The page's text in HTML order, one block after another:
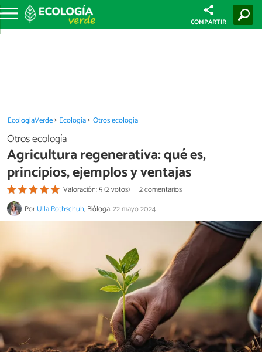
COMPARTIR
EcologíaVerde Ecología Otros ecología
Otros ecología
Agricultura regenerativa: qué es,
principios, ejemplos y ventajas
Valoración: 5 (2 votos)
2 comentarios
PorUlla Rothschuh, Bióloga.22 mayo 2024